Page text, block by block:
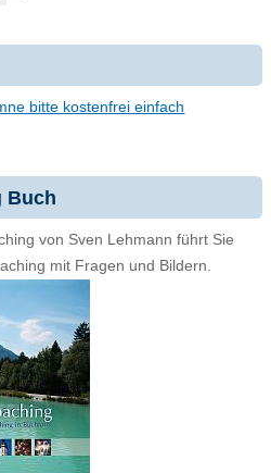
bitte kostenfrei einfach
Buch
von Sven Lehmann führt Sie
mit Fragen und Bildern.